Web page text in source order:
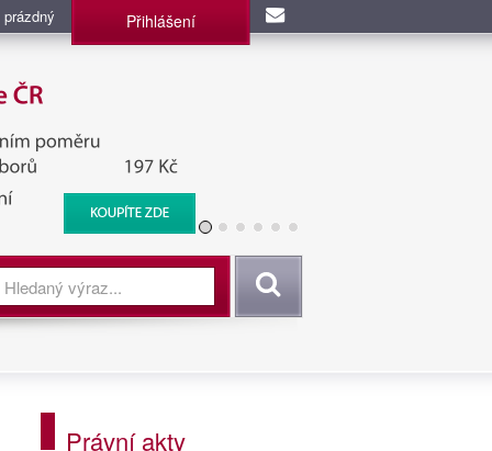
Přihlášení
BIS, Zpravodajské
Vyhledat
Právní akty